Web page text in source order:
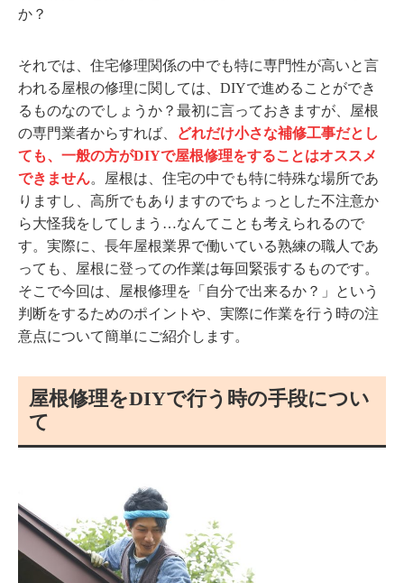
か？
それでは、住宅修理関係の中でも特に専門性が高いと言
われる屋根の修理に関しては、DIYで進めることができ
るものなのでしょうか？最初に言っておきますが、屋根
の専門業者からすれば、
どれだけ小さな補修工事だとし
ても、一般の方がDIYで屋根修理をすることはオススメ
できません。屋根は、住宅の中でも特に特殊な場所であ
りますし、高所でもありますのでちょっとした不注意か
ら大怪我をしてしまう…なんてことも考えられるので
す。実際に、長年屋根業界で働いている熟練の職人であ
っても、屋根に登っての作業は毎回緊張するものです。
そこで今回は、屋根修理を「自分で出来るか？」という
判断をするためのポイントや、実際に作業を行う時の注
意点について簡単にご紹介します。
屋根修理をDIYで行う時の手段につい
て